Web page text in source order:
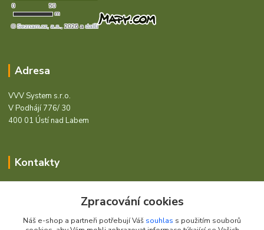
Adresa
VVV System s.r.o.
V Podhájí 776/ 30
400 01 Ústí nad Labem
Kontakty
+420 472744350
Zpracování cookies
Náš e-shop a partneři potřebují Váš souhlas s použitím souborů